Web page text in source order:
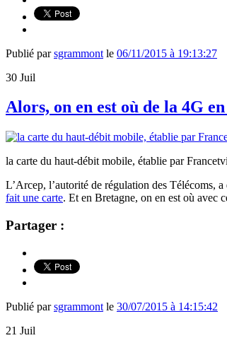
Publié parsgrammont le 06/11/2015 à 19:13:27
30 Juil
Alors, on en est où de la 4G
la carte du haut-débit mobile, établie par
L’Arcep, l’autorité de régulation des Télécoms, a
fait une carte. Et en Bretagne, on en est où avec
Partager :
Publié parsgrammont le 30/07/2015 à 14:15:42
21 Juil